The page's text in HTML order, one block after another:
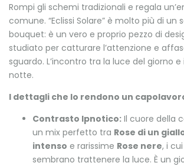
Rompi gli schemi tradizionali e regala
comune. “Eclissi Solare” è molto più di un
bouquet: è un vero e proprio pezzo di
studiato per catturare l’attenzione e
sguardo. L’incontro tra la luce del giorno
notte.
I dettagli che lo rendono un
Contrasto Ipnotico: Il cuore della
un mix perfetto tra Rose di un
intenso e rarissime Rose nere, i
sembrano trattenere la luce. È un